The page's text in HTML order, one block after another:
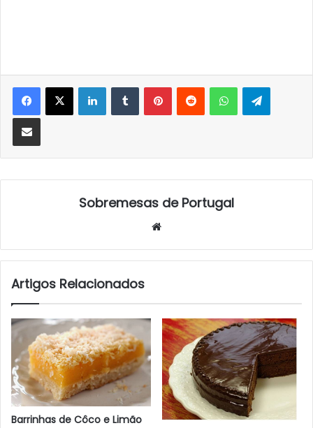
LinkedInTumblrPinterestReddit WhatsApp
Partilhar Via Email
Sobremesas de Portugal
Artigos Relacionados
Barrinhas de Côco e Limão